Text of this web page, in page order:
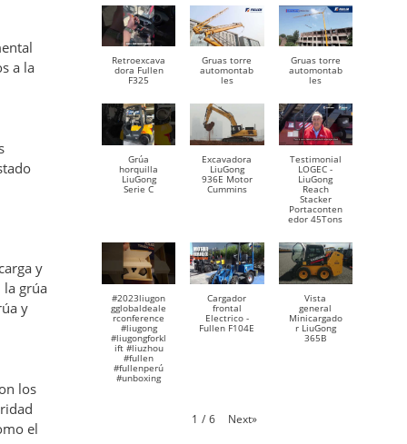
a la
y
la grúa
y
los
el
Retroexcava
dora Fullen
F325
Gruas torre
automontab
les
Gruas torre
automontab
les
Grúa
horquilla
LiuGong
Serie C
Excavadora
LiuGong
936E Motor
Cummins
Testimonial
LOGEC -
LiuGong
Reach
Stacker
Portaconten
edor 45Tons
#2023liugon
gglobaldeale
rconference
#liugong
#liugongforkl
ift #liuzhou
#fullen
#fullenperú
#unboxing
Cargador
frontal
Electrico -
Fullen F104E
Vista
general
Minicargado
r LiuGong
365B
1 / 6 Next»